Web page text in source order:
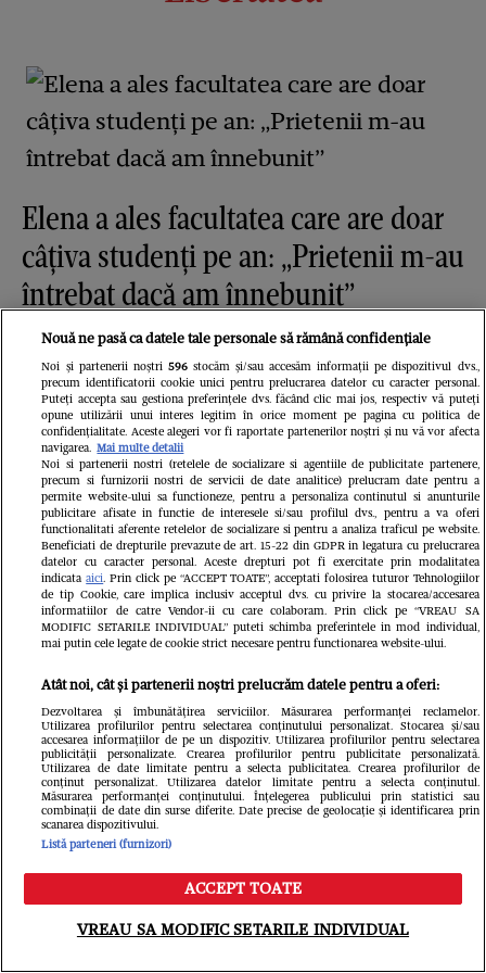
Elena a ales facultatea care are doar
câțiva studenți pe an: „Prietenii m-au
întrebat dacă am înnebunit”
O fetiță de 5 ani a murit,
după ce mașina familiei s-
a izbit de parapetul
median pe A1 Sebeș –
Sibiu și s-a răsturnat
„A
dansat
aurului
Rareș
România TV
Meniu Caută
Nouă ne pasă ca datele tale personale să rămână confidențiale
Noi și partenerii noștri 596stocăm și/sau accesăm informații pe dispozitivul dvs.,
precum identificatorii cookie unici pentru prelucrarea datelor cu caracter personal.
Puteți accepta sau gestiona preferințele dvs. făcând clic mai jos, respectiv vă puteți
opune utilizării unui interes legitim în orice moment pe pagina cu politica de
confidențialitate. Aceste alegeri vor fi raportate partenerilor noștri și nu vă vor afecta
navigarea. Mai multe detalii
Noi si partenerii nostri (retelele de socializare si agentiile de publicitate partenere,
precum si furnizorii nostri de servicii de date analitice) prelucram date pentru a
permite website-ului sa functioneze, pentru a personaliza continutul si anunturile
publicitare afisate in functie de interesele si/sau profilul dvs., pentru a va oferi
functionalitati aferente retelelor de socializare si pentru a analiza traficul pe website.
Beneficiati de drepturile prevazute de art. 15-22 din GDPR in legatura cu prelucrarea
datelor cu caracter personal. Aceste drepturi pot fi exercitate prin modalitatea
indicataaici. Prin click pe “ACCEPT TOATE”, acceptati folosirea tuturor Tehnologiilor
de tip Cookie, care implica inclusiv acceptul dvs. cu privire la stocarea/accesarea
informatiilor de catre Vendor-ii cu care colaboram. Prin click pe “VREAU SA
MODIFIC SETARILE INDIVIDUAL” puteti schimba preferintele in mod individual,
mai putin cele legate de cookie strict necesare pentru functionarea website-ului.
Atât noi, cât și partenerii noștri prelucrăm datele pentru a oferi:
Dezvoltarea și îmbunătățirea serviciilor. Măsurarea performanței reclamelor.
Utilizarea profilurilor pentru selectarea conținutului personalizat. Stocarea și/sau
accesarea informațiilor de pe un dispozitiv. Utilizarea profilurilor pentru selectarea
publicității personalizate. Crearea profilurilor pentru publicitate personalizată.
Utilizarea de date limitate pentru a selecta publicitatea. Crearea profilurilor de
conținut personalizat. Utilizarea datelor limitate pentru a selecta conținutul.
Măsurarea performanței conținutului. Înțelegerea publicului prin statistici sau
combinații de date din surse diferite. Date precise de geolocație și identificarea prin
scanarea dispozitivului.
Listă parteneri (furnizori)
ACCEPT TOATE
VREAU SA MODIFIC SETARILE INDIVIDUAL